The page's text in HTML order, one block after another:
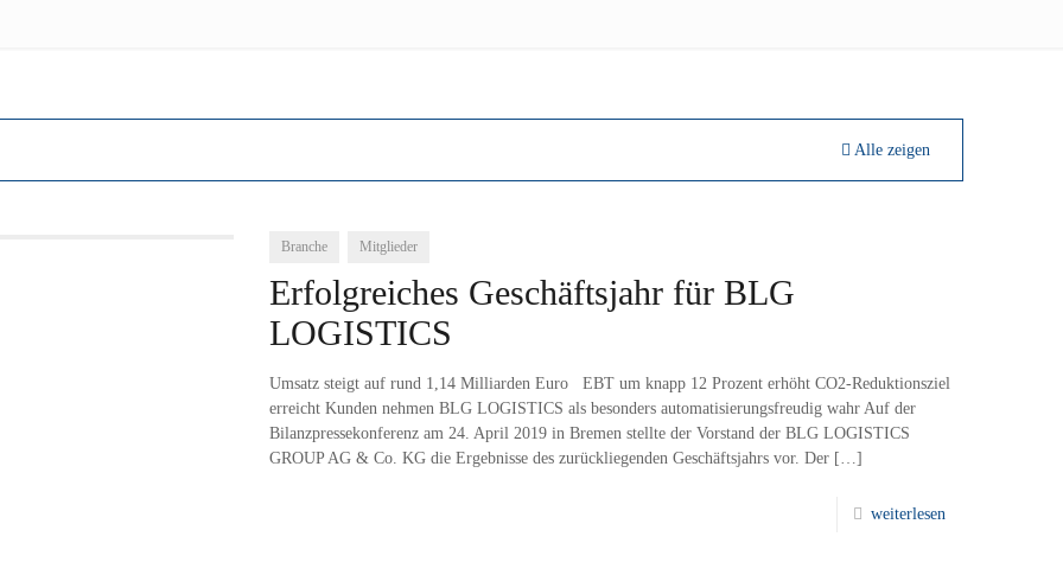
Alle zeigen
Branche Mitglieder
Erfolgreiches Geschäftsjahr für BLG
LOGISTICS
Umsatz steigt auf rund 1,14 Milliarden Euro EBT um knapp 12 Prozent erhöht CO2-Reduktionsziel
erreicht Kunden nehmen BLG LOGISTICS als besonders automatisierungsfreudig wahr Auf der
Bilanzpressekonferenz am 24. April 2019 in Bremen stellte der Vorstand der BLG LOGISTICS
GROUP AG & Co. KG die Ergebnisse des zurückliegenden Geschäftsjahrs vor. Der […]
weiterlesen